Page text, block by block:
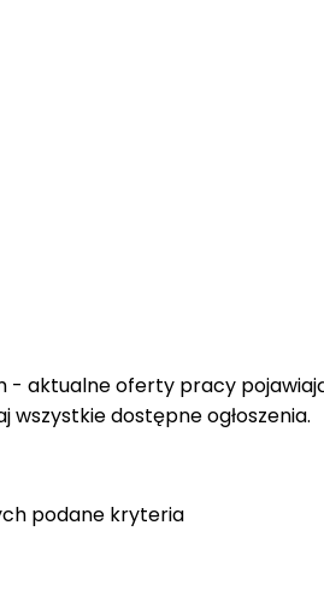
aktualne oferty pracy
wszystkie dostępne ogłoszenia.
podane kryteria